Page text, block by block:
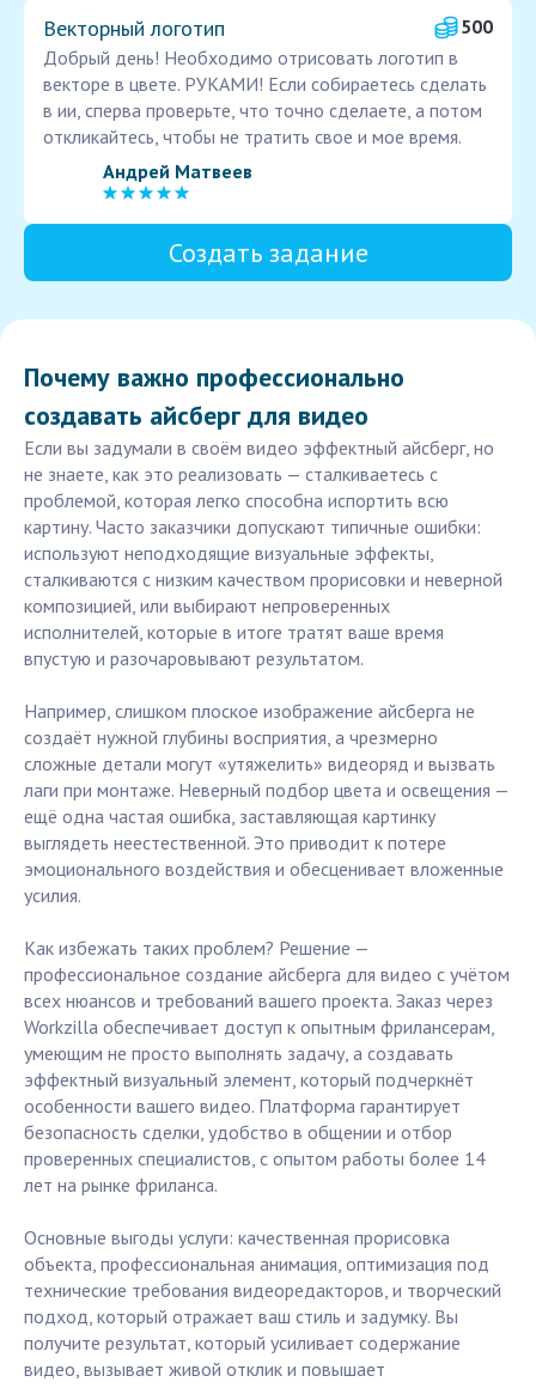
Векторный логотип
500
Добрый день! Необходимо отрисовать логотип в
векторе в цвете. РУКАМИ! Если собираетесь сделать
в ии, сперва проверьте, что точно сделаете, а потом
откликайтесь, чтобы не тратить свое и мое время.
Андрей Матвеев
Создать задание
Почему важно профессионально
создавать айсберг для видео
Если вы задумали в своём видео эффектный айсберг, но
не знаете, как это реализовать — сталкиваетесь с
проблемой, которая легко способна испортить всю
картину. Часто заказчики допускают типичные ошибки:
используют неподходящие визуальные эффекты,
сталкиваются с низким качеством прорисовки и неверной
композицией, или выбирают непроверенных
исполнителей, которые в итоге тратят ваше время
впустую и разочаровывают результатом.
Например, слишком плоское изображение айсберга не
создаёт нужной глубины восприятия, а чрезмерно
сложные детали могут «утяжелить» видеоряд и вызвать
лаги при монтаже. Неверный подбор цвета и освещения —
ещё одна частая ошибка, заставляющая картинку
выглядеть неестественной. Это приводит к потере
эмоционального воздействия и обесценивает вложенные
усилия.
Как избежать таких проблем? Решение —
профессиональное создание айсберга для видео с учётом
всех нюансов и требований вашего проекта. Заказ через
Workzilla обеспечивает доступ к опытным фрилансерам,
умеющим не просто выполнять задачу, а создавать
эффектный визуальный элемент, который подчеркнёт
особенности вашего видео. Платформа гарантирует
безопасность сделки, удобство в общении и отбор
проверенных специалистов, с опытом работы более 14
лет на рынке фриланса.
Основные выгоды услуги: качественная прорисовка
объекта, профессиональная анимация, оптимизация под
технические требования видеоредакторов, и творческий
подход, который отражает ваш стиль и задумку. Вы
получите результат, который усиливает содержание
видео, вызывает живой отклик и повышает